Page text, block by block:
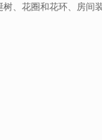
、花圈和花环、房间